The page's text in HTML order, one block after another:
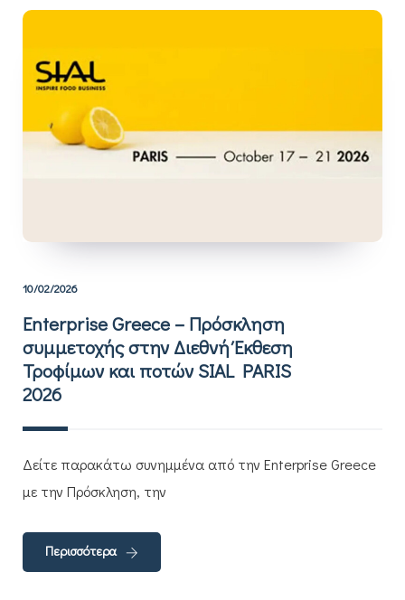
10/02/2026
Enterprise Greece – Πρόσκληση
συμμετοχής στην Διεθνή Έκθεση
Τροφίμων και ποτών SIAL PARIS
2026
Δείτε παρακάτω συνημμένα από την Enterprise Greece
με την Πρόσκληση, την
Περισσότερα